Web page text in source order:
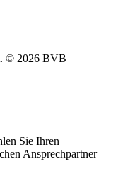
© 2026 BVB
Sie Ihren
Ansprechpartner